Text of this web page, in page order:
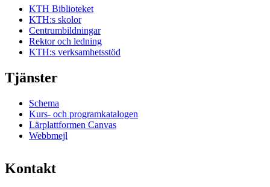
KTH Biblioteket
KTH:s skolor
Centrumbildningar
Rektor och ledning
KTH:s verksamhetsstöd
Tjänster
Schema
Kurs- och programkatalogen
Lärplattformen Canvas
Webbmejl
Kontakt